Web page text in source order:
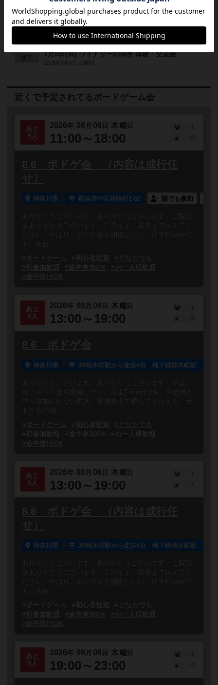
終了
12月21日(土) テラフォーミングマーズ 体験・交流
会
1月5日(日) ワイナリーの四季 体験・交流会
2025年1月5日 日曜日
近くで予定されてるボードゲーム会
あと
9人
2026年 08 月 06 日 木曜日
11:00～18:00
1
8.6 ボドゲ会 （内容は成行任
せ）
神奈川県 横浜市中区花咲町2-62 誰でも参加
ありがとうございます。ありがとうございます。ご覧頂
きありがとうございます。このまま、最後まで読んでく
ださい。やはり、ボドゲ会を開催したい。店主Fminorで
#ボードゲーム
#初心者歓迎
#どなたでも
#初参加歓迎
#途中参加OK
#お一人様歓迎
#途中抜けOK
あと
9人
2026年 08 月 06 日 木曜日
13:00～19:00
1
8.6 ボドゲ会
神奈川県 JR桜木町駅から徒歩4分 地下鉄桜木町駅 南1
ありがとうございます。ありがとうございます。やは
り、ボドゲ会を開催したい、店主Fminorでも、店自体が
中々認知されない現状。低価格帯で遊んでもらえる、ボ
#ボードゲーム
#初心者歓迎
#どなたでも
#初参加歓迎
#途中参加OK
#お一人様歓迎
#途中抜けOK
あと
9人
2026年 08 月 06 日 木曜日
13:00～19:00
1
1
8.6 ボドゲ会 （内容は成行任
せ）
神奈川県 JR桜木町駅から徒歩4分 地下鉄桜木町駅 南1
ありがとうございます。ありがとうございます。ご覧頂
きありがとうございます。このまま、最後まで読んでく
ださい。やはり、ボドゲ会を開催したい。店主Fminorで
#ボードゲーム
#初心者歓迎
#どなたでも
#初参加歓迎
#途中参加OK
#お一人様歓迎
#途中抜けOK
あと
9人
2026年 08 月 06 日 木曜日
19:00～23:00
6